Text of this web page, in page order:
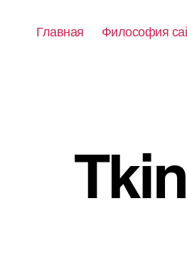
Главная Философия